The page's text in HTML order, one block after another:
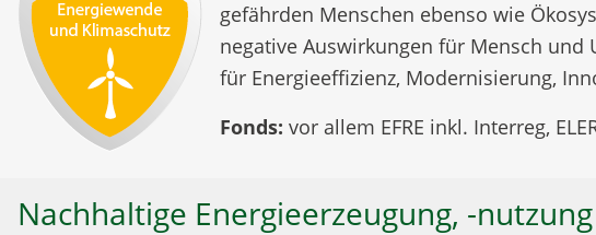
gefährden Menschen ebenso wie
negative Auswirkungen für Mensch
für Energieeffizienz, Modernisierung,
Fonds: vor allem EFRE inkl. Interreg,
Nachhaltige Energieerzeugung, -